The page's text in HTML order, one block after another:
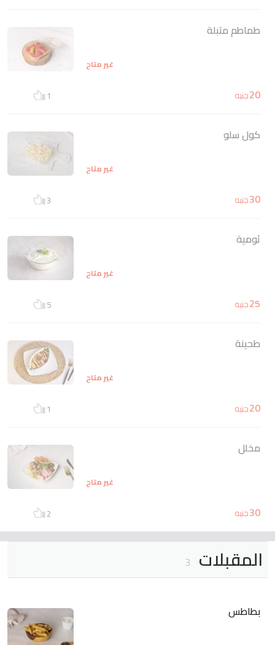
طماطم متبلة
غير متاح
20جنيه 1
كول سلو
غير متاح
30جنيه 3
ثومية
غير متاح
25جنيه 5
طحينة
غير متاح
20جنيه 1
مخلل
غير متاح
30جنيه 2
المقبلات 3
بطاطس